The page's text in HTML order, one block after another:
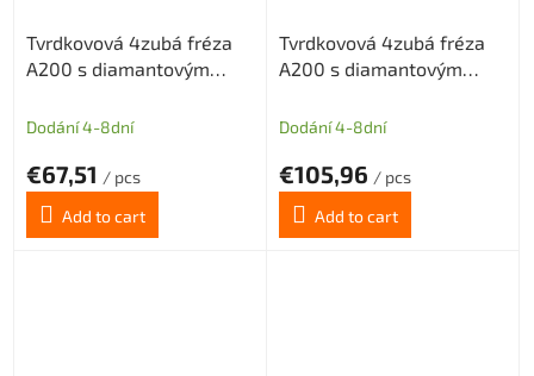
Tvrdkovová 4zubá fréza
A200 s diamantovým
průměr 6 (dlouhá stopka)
Dodání 4-8dní
€67,51 / pcs
Add to cart
Tvrdkovová 4zubá fréza
A200 s diamantovým
průměr 8 (dlouhá stopka)
Dodání 4-8dní
€105,96 / pcs
Add to cart